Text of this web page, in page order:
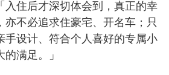
入住后才深切体会到，真正的幸
亦不必追求住豪宅、开名车；只
手设计、符合个人喜好的专属小
满足。」